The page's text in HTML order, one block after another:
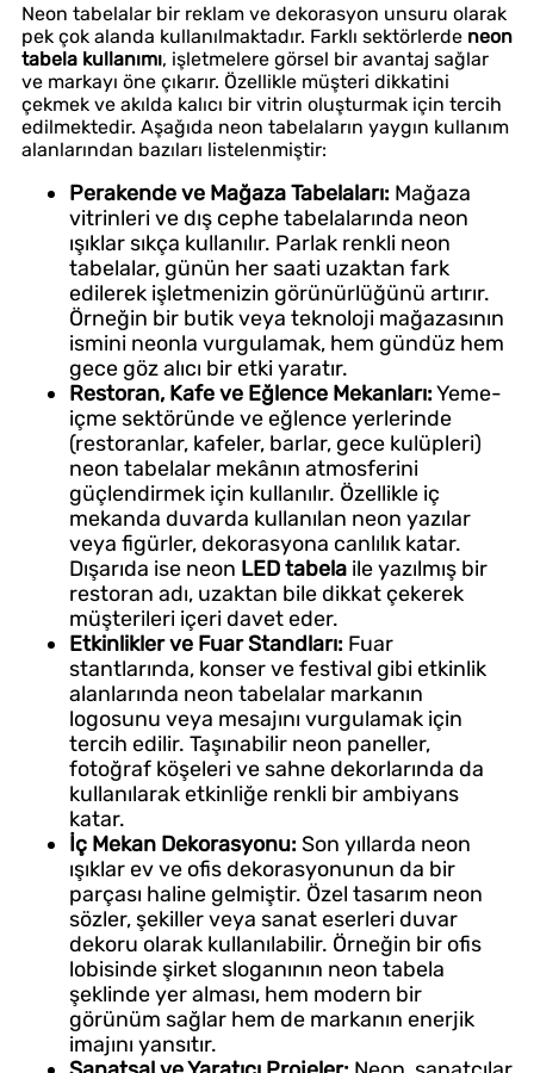
Neon tabelalar bir reklam ve dekorasyon unsuru olarak
pek çok alanda kullanılmaktadır. Farklı sektörlerde neon
tabela kullanımı, işletmelere görsel bir avantaj sağlar
ve markayı öne çıkarır. Özellikle müşteri dikkatini
çekmek ve akılda kalıcı bir vitrin oluşturmak için tercih
edilmektedir. Aşağıda neon tabelaların yaygın kullanım
alanlarından bazıları listelenmiştir:
Perakende ve Mağaza Tabelaları: Mağaza
vitrinleri ve dış cephe tabelalarında neon
ışıklar sıkça kullanılır. Parlak renkli neon
tabelalar, günün her saati uzaktan fark
edilerek işletmenizin görünürlüğünü artırır.
Örneğin bir butik veya teknoloji mağazasının
ismini neonla vurgulamak, hem gündüz hem
gece göz alıcı bir etki yaratır.
Restoran, Kafe ve Eğlence Mekanları:Yeme-
içme sektöründe ve eğlence yerlerinde
(restoranlar, kafeler, barlar, gece kulüpleri)
neon tabelalar mekânın atmosferini
güçlendirmek için kullanılır. Özellikle iç
mekanda duvarda kullanılan neon yazılar
veya figürler, dekorasyona canlılık katar.
Dışarıda ise neon LED tabela ile yazılmış bir
restoran adı, uzaktan bile dikkat çekerek
müşterileri içeri davet eder.
Etkinlikler ve Fuar Standları: Fuar
stantlarında, konser ve festival gibi etkinlik
alanlarında neon tabelalar markanın
logosunu veya mesajını vurgulamak için
tercih edilir. Taşınabilir neon paneller,
fotoğraf köşeleri ve sahne dekorlarında da
kullanılarak etkinliğe renkli bir ambiyans
katar.
İç Mekan Dekorasyonu: Son yıllarda neon
ışıklar ev ve ofis dekorasyonunun da bir
parçası haline gelmiştir. Özel tasarım neon
sözler, şekiller veya sanat eserleri duvar
dekoru olarak kullanılabilir. Örneğin bir ofis
lobisinde şirket sloganının neon tabela
şeklinde yer alması, hem modern bir
görünüm sağlar hem de markanın enerjik
imajını yansıtır.